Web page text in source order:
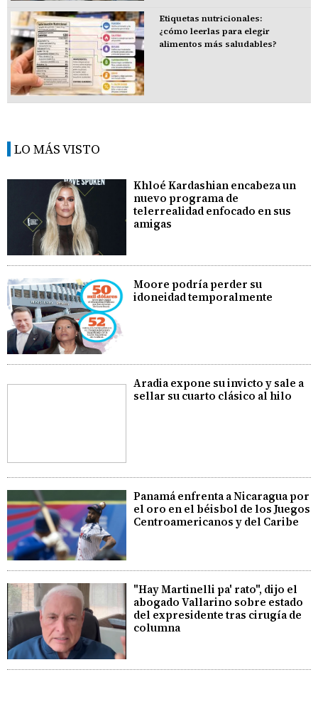
Etiquetas nutricionales:
¿cómo leerlas para elegir
alimentos más saludables?
LO MÁS VISTO
Khloé Kardashian encabeza un
nuevo programa de
telerrealidad enfocado en sus
amigas
Moore podría perder su
idoneidad temporalmente
Aradia expone su invicto y sale a
sellar su cuarto clásico al hilo
Panamá enfrenta a Nicaragua por
el oro en el béisbol de los Juegos
Centroamericanos y del Caribe
"Hay Martinelli pa' rato", dijo el
abogado Vallarino sobre estado
del expresidente tras cirugía de
columna